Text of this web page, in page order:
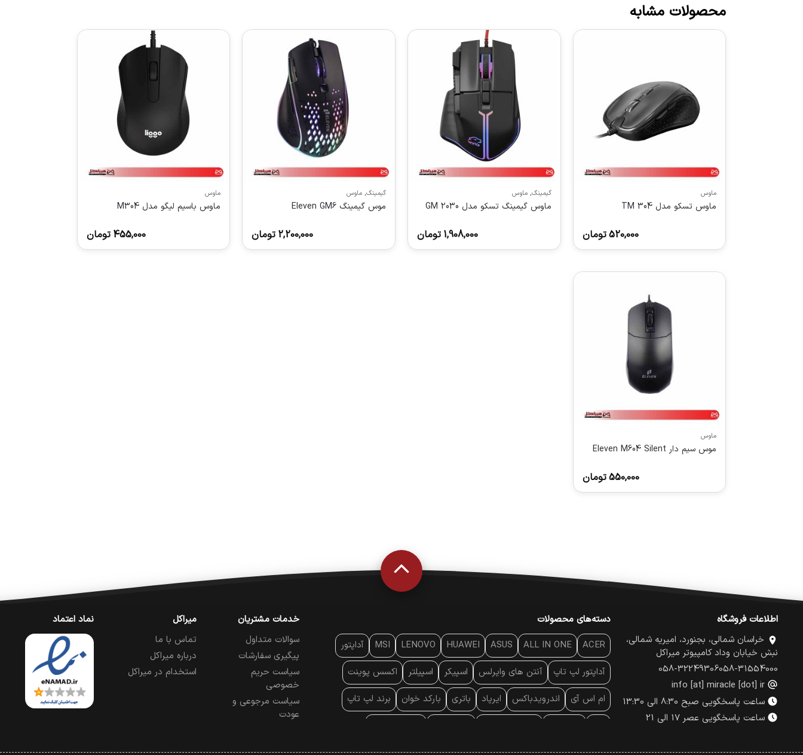
محصولات مشابه
ماوس
ماوس تسکو مدل TM 304
520,000تومان
گیمینگ,ماوس
ماوس گیمینگ تسکو مدل GM 2030
1,908,000 تومان
گیمینگ, ماوس
موس گیمینگ Eleven GM6
2,200,000 تومان
ماوس
ماوس باسیم لیگو مدل M304
455,000 تومان
ماوس
موس سيم دار Eleven M604 Silent
550,000تومان
اطلاعات فروشگاه
خراسان شمالی، بجنورد، امیریه شمالی،
نبش خیابان وداد کامپیوتر میراکل
058-31554000
058-32249306
info [at] miracle [dot] ir
ساعت پاسخگویی صبح 8:30 الی 13:30
ساعت پاسخگویی عصر 17 الی 21
دسته‌های محصولات
ACER
ALL IN ONE
ASUS
HUAWEI
LENOVO
MSI
آداپتور
آداپتور لپ تاپ
آنتن‌ های وایرلس اسپیکر اسپیلتر
اکسس پوینت
ام اس آی
اندرویدباکس ایرپاد باتری بارکد خوان
برند لپ تاپ
خدمات مشتریان
سوالات متداول
پیگیری سفارشات
سیاست حریم
خصوصی
سیاست مرجوعی و
عودت
میراکل
تماس با ما
درباره میراکل
استخدام در میراکل
نماد اعتماد